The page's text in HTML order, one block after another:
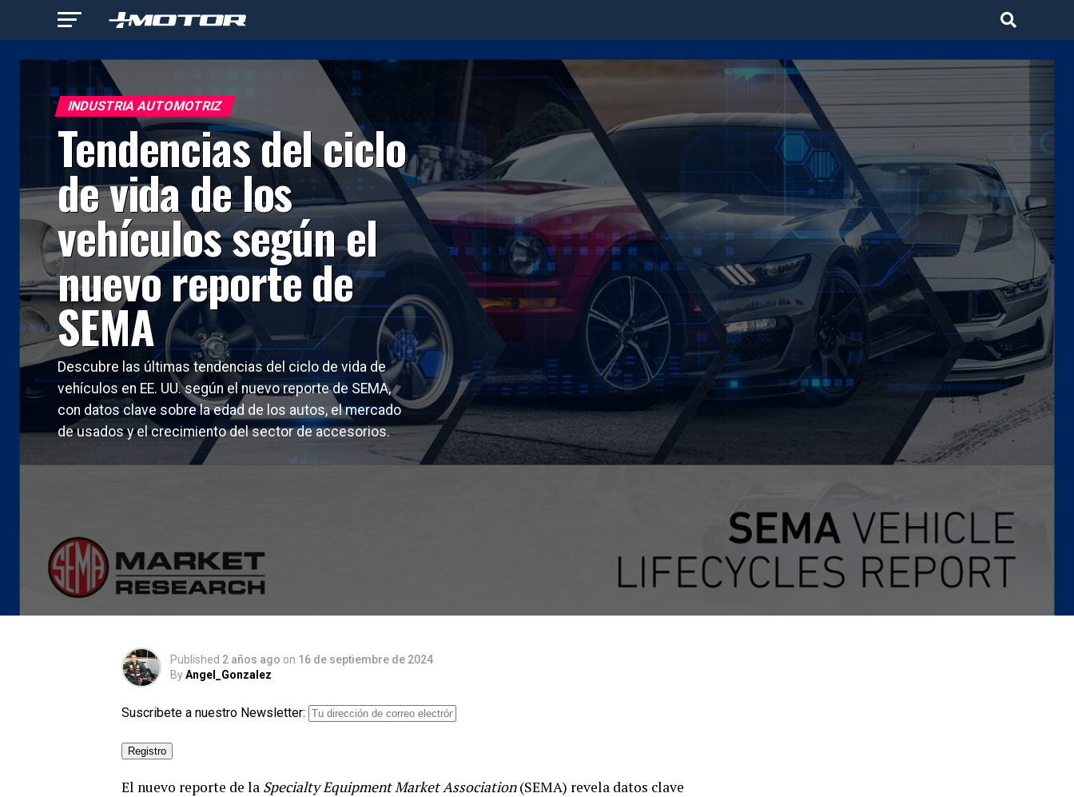
INDUSTRIA AUTOMOTRIZ
Tendencias del ciclo
de vida de los
vehículos según el
nuevo reporte de
SEMA
Descubre las últimas tendencias del ciclo de vida de
vehículos en EE. UU. según el nuevo reporte de SEMA,
con datos clave sobre la edad de los autos, el mercado
de usados y el crecimiento del sector de accesorios.
Published 2 años ago on 16 de septiembre de 2024
ByAngel_Gonzalez
Suscribete a nuestro Newsletter:
El nuevo reporte de la Specialty Equipment Market Association(SEMA) revela datos clave